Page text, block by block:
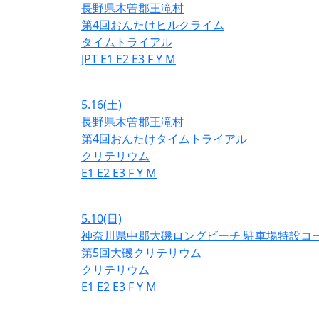
長野県木曽郡王滝村
第4回おんたけヒルクライム
タイムトライアル
JPT E1 E2 E3 FY M
5.16(土)
長野県木曽郡王滝村
第4回おんたけタイムトライアル
クリテリウム
E1 E2 E3 FY M
5.10(日)
神奈川県中郡大磯ロングビーチ 駐車場特設コ
第5回大磯クリテリウム
クリテリウム
E1 E2 E3 FY M